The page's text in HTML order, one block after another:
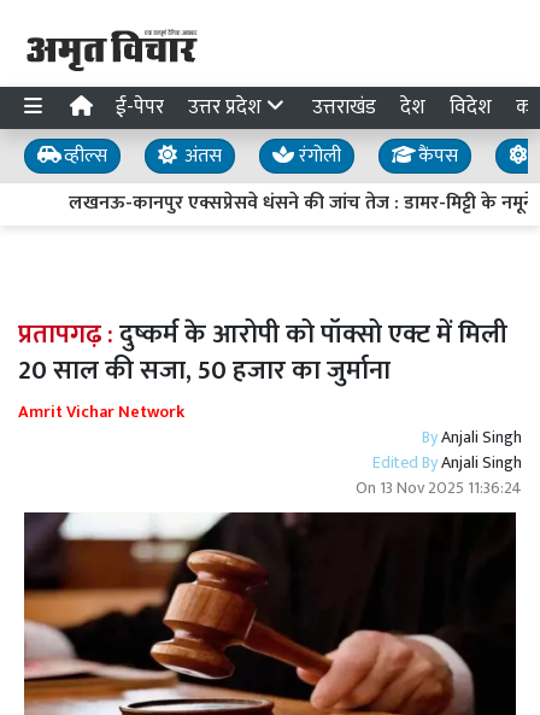
ई-पेपर उत्तर प्रदेश उत्तराखंड देश विदेश
व्हील्स अंतस रंगोली कैंपस
लखनऊ-कानपुर एक्सप्रेसवे धंसने की जांच तेज : डामर-मिट्टी के नमूने
प्रतापगढ़ :दुष्कर्म के आरोपी को पॉक्सो एक्ट में मिली
20 साल की सजा, 50 हजार का जुर्माना
Amrit Vichar Network
ByAnjali Singh
Edited ByAnjali Singh
On 13 Nov 2025 11:36:24